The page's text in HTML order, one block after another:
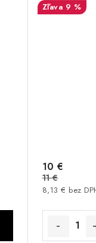
9 %
8,13 € bez
10 €
11 €